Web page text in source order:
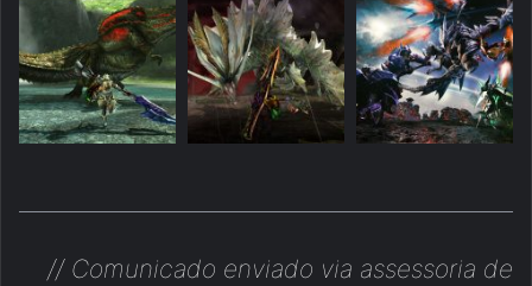
// Comunicado enviado via assessoria de